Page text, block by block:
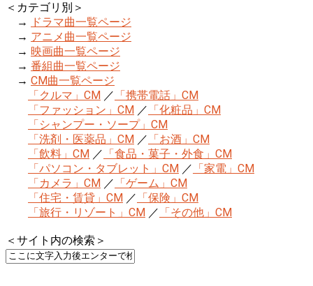
＜カテゴリ別＞
→
ドラマ曲一覧ページ
→ アニメ曲一覧ページ
→ 映画曲一覧ページ
→ 番組曲一覧ページ
→ CM曲一覧ページ
「クルマ」CM ／ 「携帯電話」CM
「ファッション」CM ／ 「化粧品」CM
「シャンプー・ソープ」CM
「洗剤・医薬品」CM ／ 「お酒」CM
「飲料」CM ／ 「食品・菓子・外食」CM
「パソコン・タブレット」CM ／ 「家電」CM
「カメラ」CM ／ 「ゲーム」CM
「住宅・賃貸」CM ／ 「保険」CM
「旅行・リゾート」CM ／ 「その他」CM
＜サイト内の検索＞